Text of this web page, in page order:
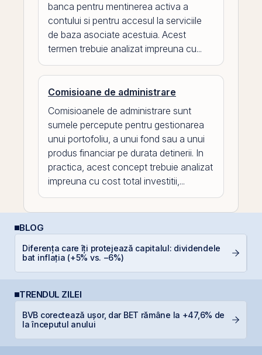
banca pentru mentinerea activa a
contului si pentru accesul la serviciile
de baza asociate acestuia. Acest
termen trebuie analizat impreuna cu...
Comisioane de administrare
Comisioanele de administrare sunt
sumele percepute pentru gestionarea
unui portofoliu, a unui fond sau a unui
produs financiar pe durata detinerii. In
practica, acest concept trebuie analizat
impreuna cu cost total investitii,...
BLOG
Diferența care îți protejează capitalul: dividendele
bat inflația (+5% vs. −6%)
TRENDUL ZILEI
BVB corectează ușor, dar BET rămâne la +47,6% de
la începutul anului